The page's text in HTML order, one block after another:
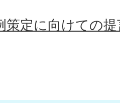
策定に向けての